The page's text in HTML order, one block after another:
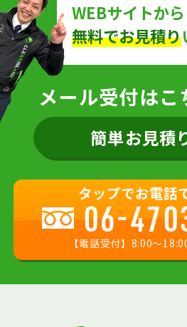
WEBサイトから
無料でお見積り
メール受付はこ
簡単お見積
タップでお電話
06-
【電話受付】8:00〜